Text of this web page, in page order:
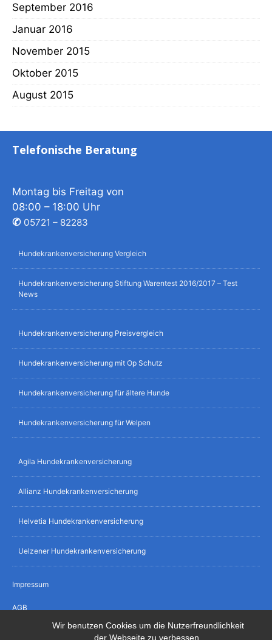
Wir benutzen Cookies um die Nutzerfreundlichkeit
der Webseite zu verbessen.
September 2016
Januar 2016
November 2015
Oktober 2015
August 2015
Telefonische Beratung
Montag bis Freitag von
08:00 – 18:00 Uhr
✆ 05721 – 82283
Hundekrankenversicherung Vergleich
Hundekrankenversicherung Stiftung Warentest 2016/2017 – Test
News
Hundekrankenversicherung Preisvergleich
Hundekrankenversicherung mit Op Schutz
Hundekrankenversicherung für ältere Hunde
Hundekrankenversicherung für Welpen
Agila Hundekrankenversicherung
Allianz Hundekrankenversicherung
Helvetia Hundekrankenversicherung
Uelzener Hundekrankenversicherung
Impressum
AGB
Datenschutz